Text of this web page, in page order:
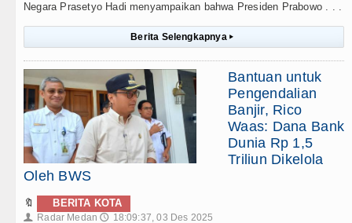
Negara Prasetyo Hadi menyampaikan bahwa Presiden Prabowo . . .
Berita Selengkapnya ▸
Bantuan untuk
Pengendalian
Banjir, Rico
Waas: Dana Bank
Dunia Rp 1,5
Triliun Dikelola
Oleh BWS
🔖 BERITA KOTA
👤 Radar Medan 🕔 18:09:37, 03 Des 2025